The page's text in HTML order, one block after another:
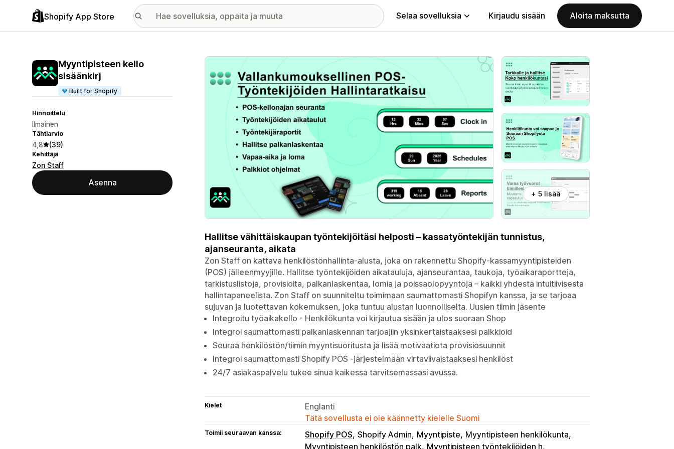
Shopify App Store Selaa sovelluksia Kirjaudu sisään Aloita maksutta
Myyntipisteen kello
sisäänkirj
Built for Shopify
Hinnoittelu
Ilmainen
Tähtiarvio
4,8 (39)
Kehittäjä
Zon Staff
Asenna
Esittelykuvagalleria
+ 5 lisää
Hallitse vähittäiskaupan työntekijöitäsi helposti – kassatyöntekijän tunnistus,
ajanseuranta, aikata
Zon Staff on kattava henkilöstönhallinta-alusta, joka on rakennettu Shopify-kassamyyntipisteiden
(POS) jälleenmyyjille. Hallitse työntekijöiden aikatauluja, ajanseurantaa, taukoja, työaikaraportteja,
tarkistuslistoja, provisioita, palkanlaskentaa, lomia ja poissaolopyyntöjä – kaikki yhdestä intuitiivisesta
hallintapaneelista. Zon Staff on suunniteltu toimimaan saumattomasti Shopifyn kanssa, ja se tarjoaa
sujuvan ja luotettavan kokemuksen, joka tuntuu alustan luonnolliselta. Uusien tiimin jäsente
Integroitu työaikakello - Henkilökunta voi kirjautua sisään ja ulos suoraan Shop
Integroi saumattomasti palkanlaskennan tarjoajiin yksinkertaistaaksesi palkkioid
Seuraa henkilöstön/tiimin myyntisuoritusta ja lisää motivaatiota provisiosuunnit
Integroi saumattomasti Shopify POS -järjestelmään virtaviivaistaaksesi henkilöst
24/7 asiakaspalvelu tukee sinua kaikessa tarvitsemassasi avussa.
Kielet
Englanti
Tätä sovellusta ei ole käännetty kielelle Suomi
Toimii seuraavan kanssa: Shopify POS Shopify Admin Myyntipiste Myyntipisteen henkilökunta
Myyntipisteen henkilöstön palk Myyntipisteen työntekijöiden h